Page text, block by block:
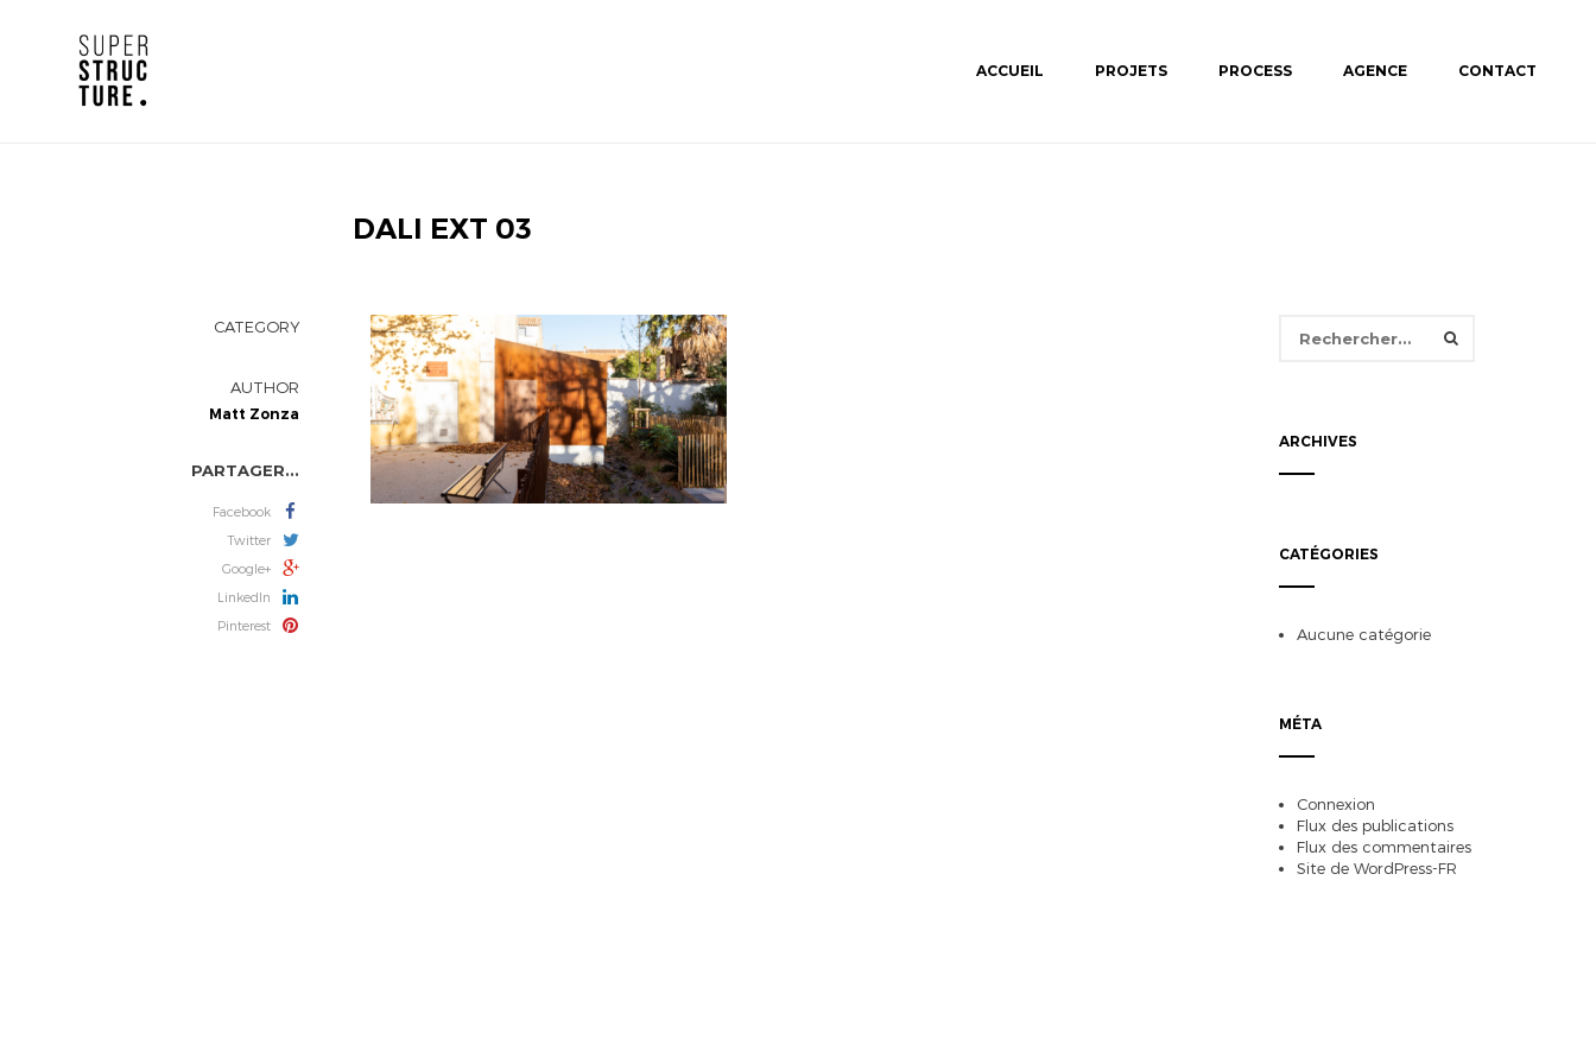
ACCUEIL PROJETS PROCESS AGENCE CONTACT
DALI EXT 03
CATEGORY
AUTHOR
Matt Zonza
PARTAGER...
Facebook
Twitter
Google+
LinkedIn
Pinterest
ARCHIVES
CATÉGORIES
Aucune catégorie
MÉTA
Connexion
Flux des publications
Flux des commentaires
Site de WordPress-FR